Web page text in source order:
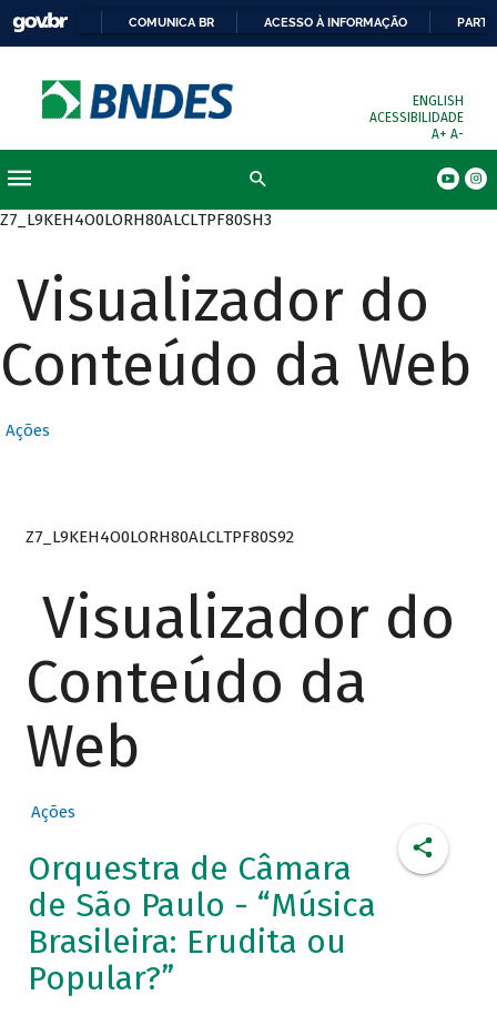
COMUNICA BR ACESSO À INFORMAÇÃO
ENGLISH
ACESSIBILIDADE
A+ A-
Z7_L9KEH4O0LORH80ALCLTPF80SH3
Visualizador do
Conteúdo da Web
Ações
Z7_L9KEH4O0LORH80ALCLTPF80S92
Visualizador do
Conteúdo da
Web
Ações
Orquestra de Câmara
de São Paulo - “Música
Brasileira: Erudita ou
Popular?”